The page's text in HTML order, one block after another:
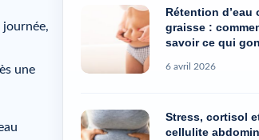
journée,
une
Rétention d’eau
graisse :
savoir ce qui
6 avril 2026
Stress, cortisol
cellulite